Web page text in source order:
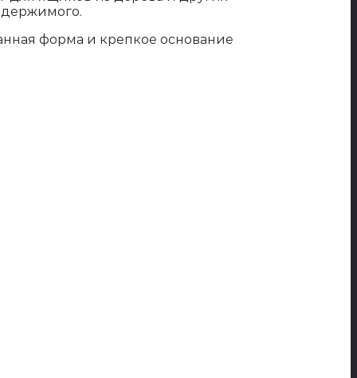
форма и крепкое основание